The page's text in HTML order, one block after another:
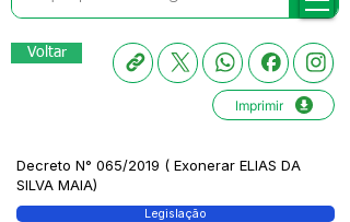
Voltar
Imprimir
Decreto N° 065/2019 ( Exonerar ELIAS DA
SILVA MAIA)
Legislação